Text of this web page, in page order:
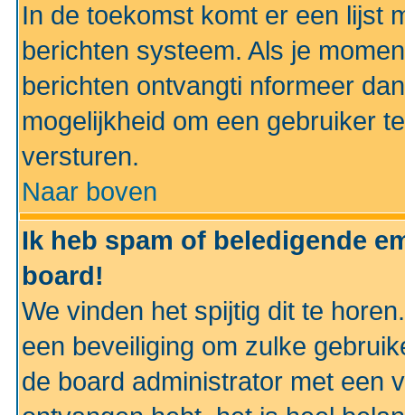
In de toekomst komt er een lijst
berichten systeem. Als je
berichten ontvangti nformeer
mogelijkheid om een gebruiker
versturen.
Naar boven
Ik heb spam of beledigende
board!
We vinden het spijtig dit te
een beveiliging om zulke
de board administrator met een